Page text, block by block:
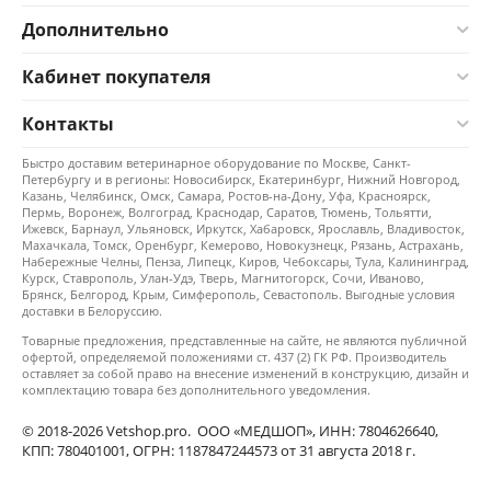
Дополнительно
Кабинет покупателя
Контакты
Быстро доставим ветеринарное оборудование по Москве, Санкт-
Петербургу и в регионы: Новосибирск, Екатеринбург, Нижний Новгород,
Казань, Челябинск, Омск, Самара, Ростов-на-Дону, Уфа, Красноярск,
Пермь, Воронеж, Волгоград, Краснодар, Саратов, Тюмень, Тольятти,
Ижевск, Барнаул, Ульяновск, Иркутск, Хабаровск, Ярославль, Владивосток,
Махачкала, Томск, Оренбург, Кемерово, Новокузнецк, Рязань, Астрахань,
Набережные Челны, Пенза, Липецк, Киров, Чебоксары, Тула, Калининград,
Курск, Ставрополь, Улан-Удэ, Тверь, Магнитогорск, Сочи, Иваново,
Брянск, Белгород, Крым, Симферополь, Севастополь. Выгодные условия
доставки в Белоруссию.
Товарные предложения, представленные на сайте, не являются публичной
офертой, определяемой положениями ст. 437 (2) ГК РФ. Производитель
оставляет за собой право на внесение изменений в конструкцию, дизайн и
комплектацию товара без дополнительного уведомления.
© 2018-2026 Vetshop.pro. ООО «МЕДШОП», ИНН: 7804626640,
КПП: 780401001, ОГРН: 1187847244573 от 31 августа 2018 г.